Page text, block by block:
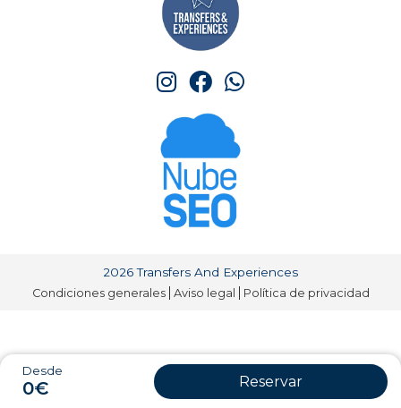
Desde
0€ Reservar
2026 Transfers And Experiences
Condiciones generales Aviso legal Política de privacidad